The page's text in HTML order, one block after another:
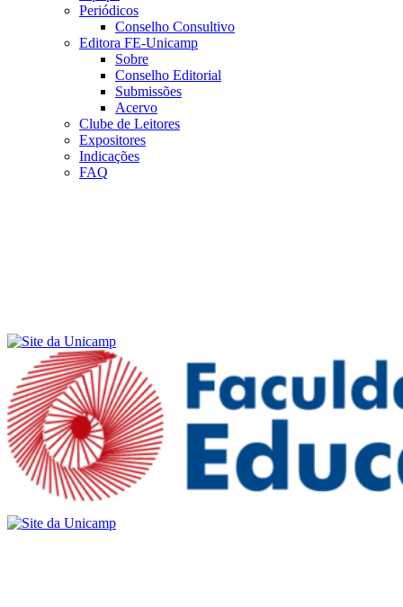
Periódicos
Conselho Consultivo
Editora FE-Unicamp
Sobre
Conselho Editorial
Submissões
Acervo
Clube de Leitores
Expositores
Indicações
FAQ